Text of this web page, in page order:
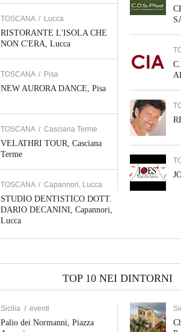
TOSCANA / Lucca
RISTORANTE L'ISOLA CHE
NON C'ERA, Lucca
TOSCANA / Pisa
NEW AURORA DANCE, Pisa
TOSCANA / Casciana Terme
VELATHRI TOUR, Casciana
Terme
TOSCANA / Capannori, Lucca
STUDIO DENTISTICO DOTT.
DARIO DECANINI, Capannori,
Lucca
TOP 10 NEI DINTORNI
Sicilia / eventi
Palio dei Normanni, Piazza